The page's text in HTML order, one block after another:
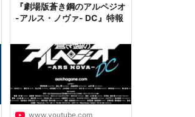
『劇場版蒼き鋼のアルペジオ
-アルス・ノヴァ- DC』特報
www.youtube.com